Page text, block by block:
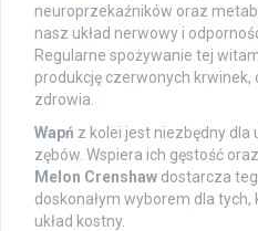
neuroprzekaźników oraz
nasz układ nerwowy i
Regularne spożywanie tej
produkcję czerwonych
zdrowia.
Wapń z kolei jest niezbędny
zębów. Wspiera ich gęstość
Melon Crenshaw dostarcza
doskonałym wyborem dla
układ kostny.